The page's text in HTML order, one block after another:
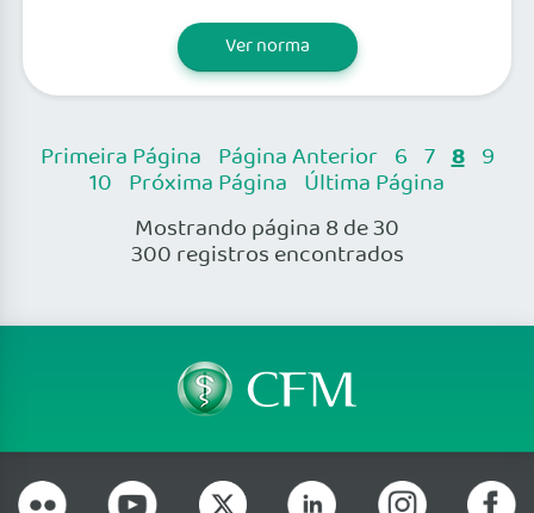
Ver norma
Primeira Página Página Anterior 6 7 8 9
10 Próxima Página Última Página
Mostrando página 8 de 30
300 registros encontrados